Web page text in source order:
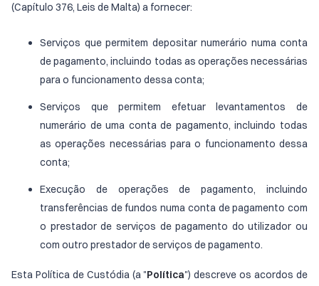
(Capítulo 376, Leis de Malta) a fornecer:
Serviços que permitem depositar numerário numa conta
de pagamento, incluindo todas as operações necessárias
para o funcionamento dessa conta;
Serviços que permitem efetuar levantamentos de
numerário de uma conta de pagamento, incluindo todas
as operações necessárias para o funcionamento dessa
conta;
Execução de operações de pagamento, incluindo
transferências de fundos numa conta de pagamento com
o prestador de serviços de pagamento do utilizador ou
com outro prestador de serviços de pagamento.
Esta Política de Custódia (a "Política") descreve os acordos de